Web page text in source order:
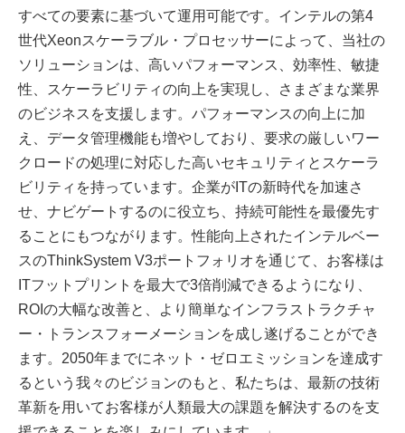
すべての要素に基づいて運用可能です。インテルの第4
世代Xeonスケーラブル・プロセッサーによって、当社の
ソリューションは、高いパフォーマンス、効率性、敏捷
性、スケーラビリティの向上を実現し、さまざまな業界
のビジネスを支援します。パフォーマンスの向上に加
え、データ管理機能も増やしており、要求の厳しいワー
クロードの処理に対応した高いセキュリティとスケーラ
ビリティを持っています。企業がITの新時代を加速さ
せ、ナビゲートするのに役立ち、持続可能性を最優先す
ることにもつながります。性能向上されたインテルベー
スのThinkSystem V3ポートフォリオを通じて、お客様は
ITフットプリントを最大で3倍削減できるようになり、
ROIの大幅な改善と、より簡単なインフラストラクチャ
ー・トランスフォーメーションを成し遂げることができ
ます。2050年までにネット・ゼロエミッションを達成す
るという我々のビジョンのもと、私たちは、最新の技術
革新を用いてお客様が人類最大の課題を解決するのを支